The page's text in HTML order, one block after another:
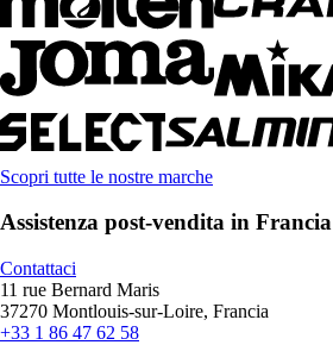
Scopri tutte le nostre marche
Assistenza post-vendita in Francia
Contattaci
11 rue Bernard Maris
37270 Montlouis-sur-Loire, Francia
+33 1 86 47 62 58